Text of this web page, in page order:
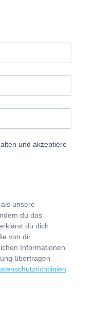
und akzeptiere
unsere
du das
du dich
von dir
Informationen
übertragen